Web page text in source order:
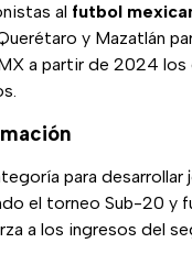
al futbol
y Mazatlán
a partir de 2024
para
el torneo Sub-20 y
a los ingresos del